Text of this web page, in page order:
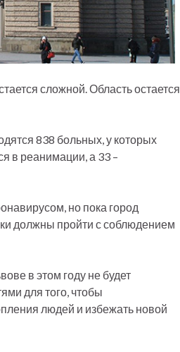
сложной. Область остается
838 больных, у которых
в реанимации, а 33 –
но пока город
должны пройти с соблюдением
в этом году не будет
для того, чтобы
людей и избежать новой